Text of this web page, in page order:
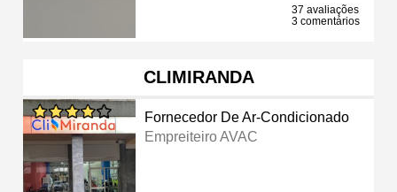
37 avaliações
3 comentários
CLIMIRANDA
Fornecedor De Ar-Condicionado
Empreiteiro AVAC